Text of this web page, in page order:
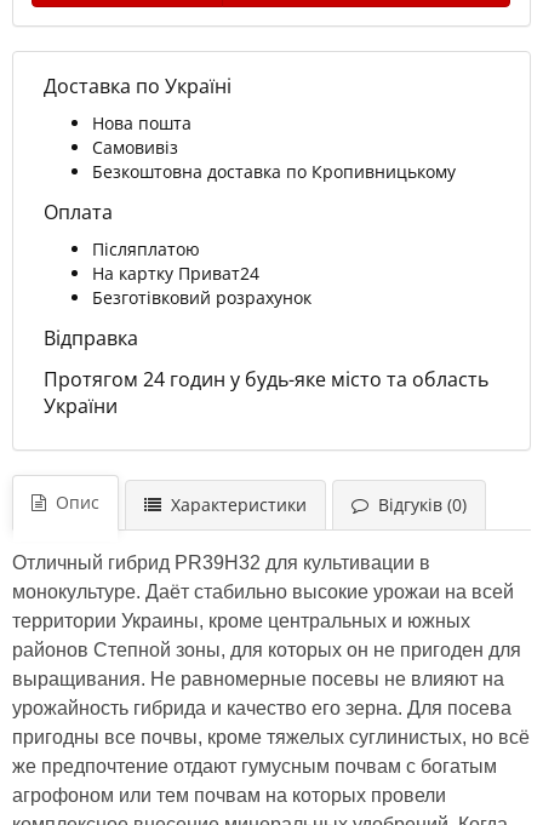
Доставка по Україні
Нова пошта
Самовивіз
Безкоштовна доставка по Кропивницькому
Оплата
Післяплатою
На картку Приват24
Безготівковий розрахунок
Відправка
Протягом 24 годин у будь-яке місто та область
України
Опис Характеристики Відгуків (0)
Отличный гибрид PR39H32 для культивации в
монокультуре. Даёт стабильно высокие урожаи на всей
территории Украины, кроме центральных и южных
районов Степной зоны, для которых он не пригоден для
выращивания. Не равномерные посевы не влияют на
урожайность гибрида и качество его зерна. Для посева
пригодны все почвы, кроме тяжелых суглинистых, но всё
же предпочтение отдают гумусным почвам с богатым
агрофоном или тем почвам на которых провели